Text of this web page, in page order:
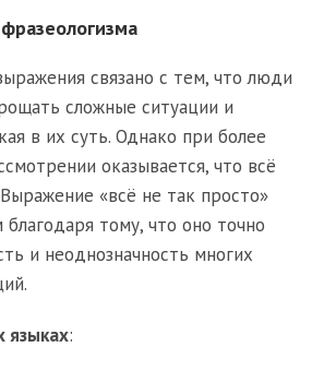
связано с тем, что люди
сложные ситуации и
в их суть. Однако при более
оказывается, что всё
«всё не так просто»
тому, что оно точно
и неоднозначность многих
языках: